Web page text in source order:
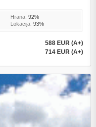
Hrana: 92%
Lokacija: 93%
588 EUR (A+)
714 EUR (A+)